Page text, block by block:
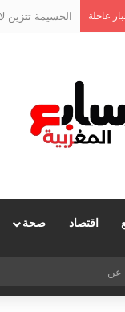
عاجلة
اقتصاد صحة